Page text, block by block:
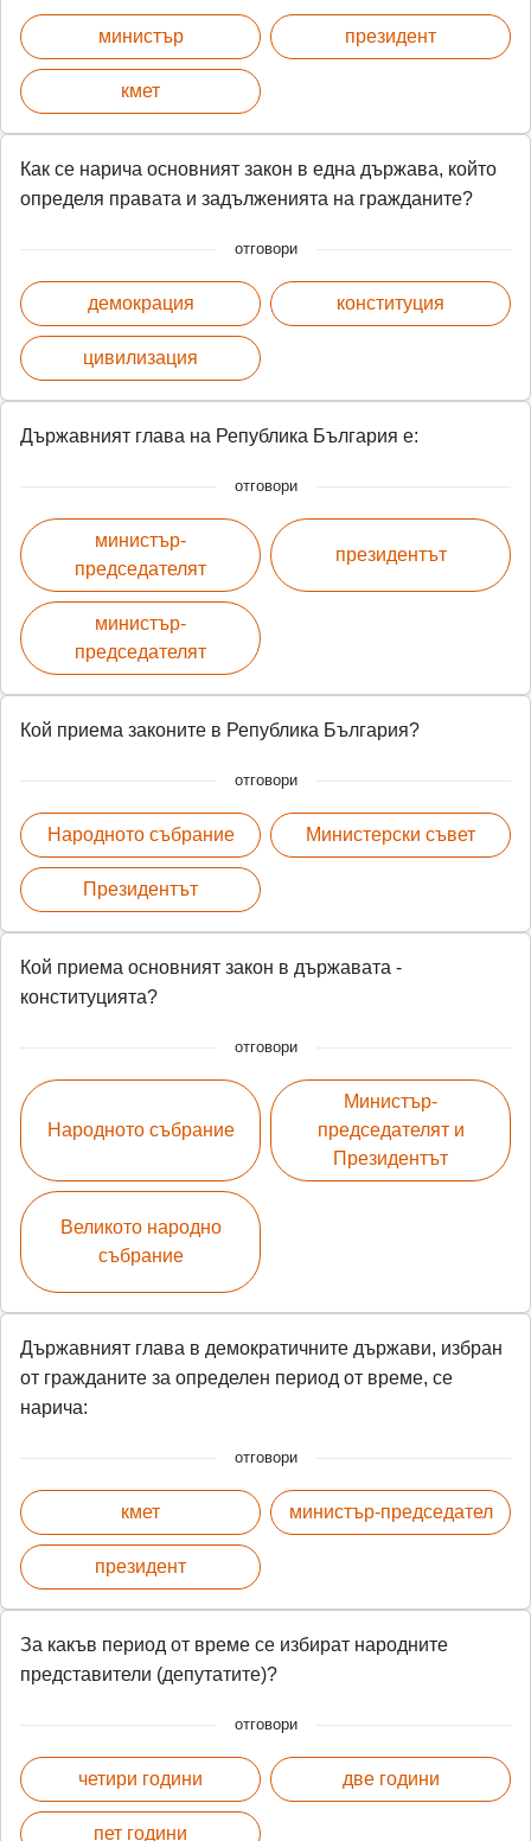
министър
кмет
президент
Как се нарича основният закон в една държава, който
определя правата и задълженията на гражданите?
отговори
демокрация
цивилизация
конституция
Държавният глава на Република България е:
отговори
министър-
председателят
министър-
председателят
президентът
Кой приема законите в Република България?
отговори
Народното събрание
Президентът
Министерски съвет
Кой приема основният закон в държавата -
конституцията?
отговори
Народното събрание
Великото народно
събрание
Министър-
председателят и
Президентът
Държавният глава в демократичните държави, избран
от гражданите за определен период от време, се
нарича:
отговори
кмет
президент
министър-председател
За какъв период от време се избират народните
представители (депутатите)?
отговори
четири години
пет години
две години